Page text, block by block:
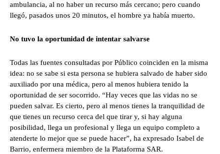
ambulancia, al no haber un recurso más cercano; pero cuando
llegó, pasados unos 20 minutos, el hombre ya había muerto.
No tuvo la oportunidad de intentar salvarse
Todas las fuentes consultadas por Público coinciden en la misma
idea: no se sabe si esta persona se hubiera salvado de haber sido
auxiliado por una médica, pero al menos hubiera tenido la
oportunidad de ser socorrido. “Hay veces que las vidas no se
pueden salvar. Es cierto, pero al menos tienes la tranquilidad de
que tienes un recurso cerca del que tirar y, si hay alguna
posibilidad, llega un profesional y llega un equipo completo a
atenderte lo mejor que se puede hacer”, ha expresado Isabel de
Barrio, enfermera miembro de la Plataforma SAR.